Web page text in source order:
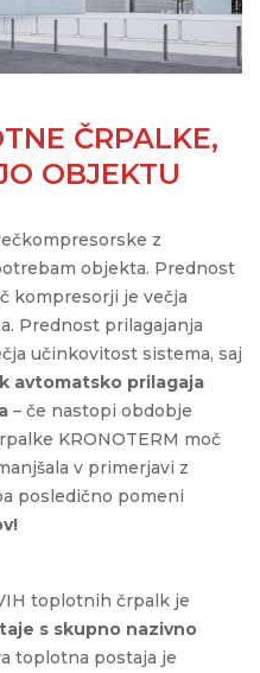
ČRPALKE,
OBJEKTU
z
objekta. Prednost
kompresorji je večja
Prednost prilagajanja
učinkovitost sistema, saj
avtomatsko prilagaja
– če nastopi obdobje
KRONOTERM moč
v primerjavi z
posledično pomeni
toplotnih črpalk je
s skupno nazivno
toplotna postaja je